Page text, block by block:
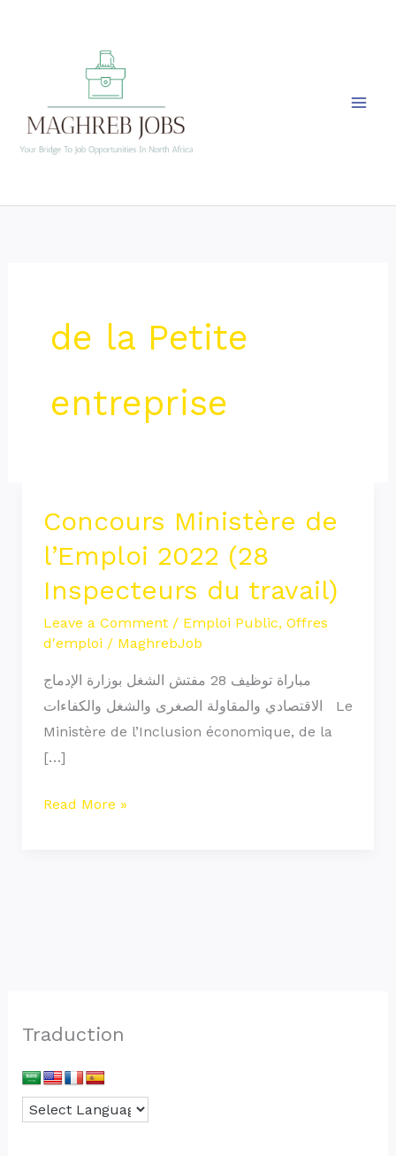
de la Petite
entreprise
Concours Ministère de
l’Emploi 2022 (28
Inspecteurs du travail)
Leave a Comment / Emploi Public, Offres
d'emploi / MaghrebJob
مباراة توظيف 28 مفتش الشغل بوزارة الإدماج
الاقتصادي والمقاولة الصغرى والشغل والكفاءات Le
Ministère de l’Inclusion économique, de la
[…]
Concours
de
l’Emploi
2022
(28
Read More »
Traduction